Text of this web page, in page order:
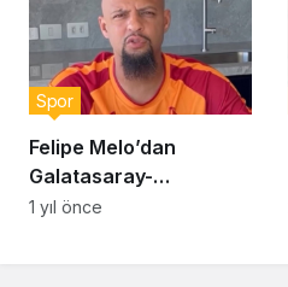
Felipe Melo’dan
Galatasaray-
Fenerbahçe maçı için
Spor
1 yıl önce